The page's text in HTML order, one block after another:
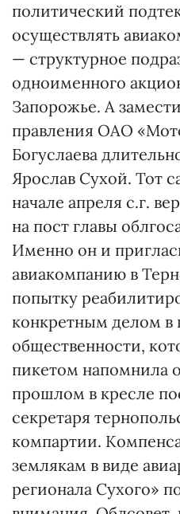
политический
осуществлять
— структурное
одноименного
Запорожье. А
правления ОАО
Богуслаева
Ярослав Сухой. Тот
начале апреля с.г.
на пост главы
Именно он и
авиакомпанию в
попытку
конкретным делом в
общественности,
пикетом напомнила
прошлом в кресле
секретаря
компартии.
землякам в виде
регионала Сухого»